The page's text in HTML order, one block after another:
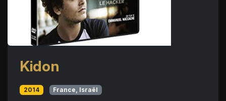
Kidon
2014 France, Israël